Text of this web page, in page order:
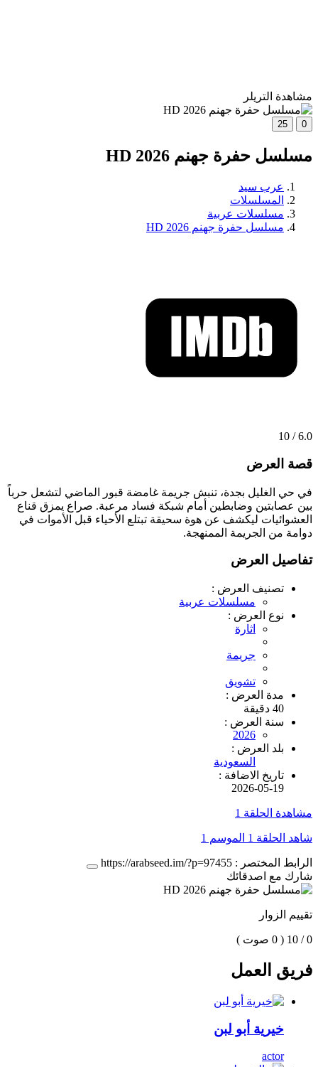
مشاهدة التريلر
0
25
مسلسل حفرة جهنم 2026 HD
عرب سيد
المسلسلات
مسلسلات عربية
مسلسل حفرة جهنم 2026 HD
6.0 / 10
قصة العرض
في حي الغليل بجدة، تنبش جريمة غامضة قبور الماضي لتشعل حرباً
بين عصابتين وضابطين أمام شبكة فساد مرعبة. صراع يمزق قناع
العشوائيات ليكشف عن هوة سحيقة تبتلع الأحياء قبل الأموات في
دوامة من الجريمة الممنهجة.
تفاصيل العرض
تصنيف العرض :
مسلسلات عربية
نوع العرض :
اثارة
جريمة
تشويق
مدة العرض :
40 دقيقة
سنة العرض :
2026
بلد العرض :
السعودية
تاريخ الاضافة :
2026-05-19
مشاهدة الحلقة 1
شاهد الحلقة 1 الموسم 1
الرابط المختصر : https://arabseed.im/?p=97455
شارك مع اصدقائك
تقييم الزوار
0 / 10 ( 0 صوت )
فريق العمل
خيرية أبو لبن
actor